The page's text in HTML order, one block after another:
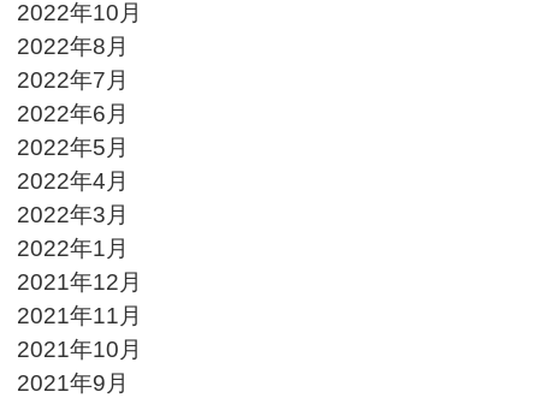
2022年10月
2022年8月
2022年7月
2022年6月
2022年5月
2022年4月
2022年3月
2022年1月
2021年12月
2021年11月
2021年10月
2021年9月